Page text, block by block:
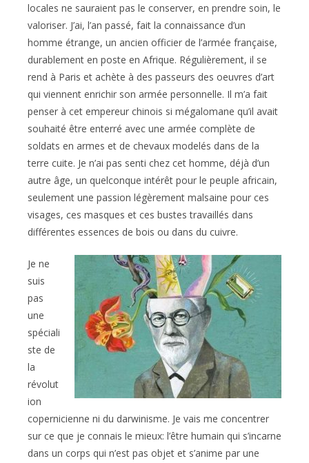
locales ne sauraient pas le conserver, en prendre soin, le
valoriser. J’ai, l’an passé, fait la connaissance d’un
homme étrange, un ancien officier de l’armée française,
durablement en poste en Afrique. Régulièrement, il se
rend à Paris et achète à des passeurs des oeuvres d’art
qui viennent enrichir son armée personnelle. Il m’a fait
penser à cet empereur chinois si mégalomane qu’il avait
souhaité être enterré avec une armée complète de
soldats en armes et de chevaux modelés dans de la
terre cuite. Je n’ai pas senti chez cet homme, déjà d’un
autre âge, un quelconque intérêt pour le peuple africain,
seulement une passion légèrement malsaine pour ces
visages, ces masques et ces bustes travaillés dans
différentes essences de bois ou dans du cuivre.
Je ne
suis
pas
une
spéciali
ste de
la
révolut
ion
copernicienne ni du darwinisme. Je vais me concentrer
sur ce que je connais le mieux: l’être humain qui s’incarne
dans un corps qui n’est pas objet et s’anime par une